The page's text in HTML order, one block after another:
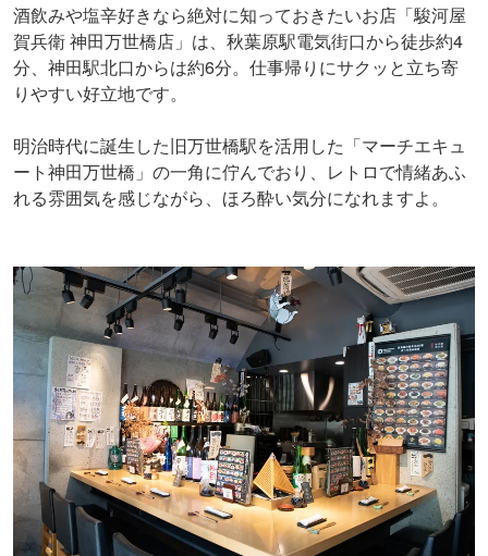
酒飲みや塩辛好きなら絶対に知っておきたいお店「駿河屋
賀兵衛 神田万世橋店」は、秋葉原駅電気街口から徒歩約4
分、神田駅北口からは約6分。仕事帰りにサクッと立ち寄
りやすい好立地です。
明治時代に誕生した旧万世橋駅を活用した「マーチエキュ
ート神田万世橋」の一角に佇んでおり、レトロで情緒あふ
れる雰囲気を感じながら、ほろ酔い気分になれますよ。